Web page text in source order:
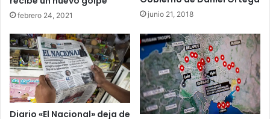
febrero 24, 2021 junio 21, 2018
Diario «El Nacional» deja de